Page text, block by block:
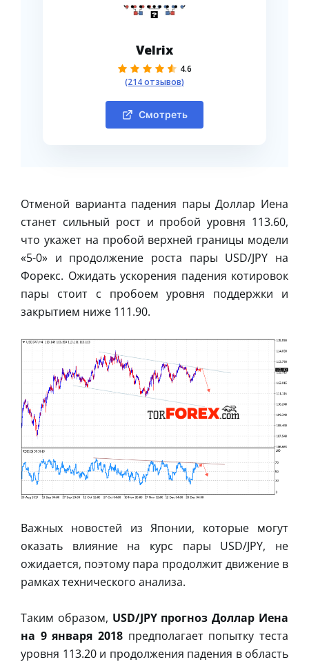
Velrix
4.6
(214 отзывов)
Смотреть
Отменой варианта падения пары Доллар Иена
станет сильный рост и пробой уровня 113.60,
что укажет на пробой верхней границы модели
«5-0» и продолжение роста пары USD/JPY на
Форекс. Ожидать ускорения падения котировок
пары стоит с пробоем уровня поддержки и
закрытием ниже 111.90.
Важных новостей из Японии, которые могут
оказать влияние на курс пары USD/JPY, не
ожидается, поэтому пара продолжит движение в
рамках технического анализа.
Таким образом, USD/JPY прогноз Доллар Иена
на 9 января 2018 предполагает попытку теста
уровня 113.20 и продолжения падения в область